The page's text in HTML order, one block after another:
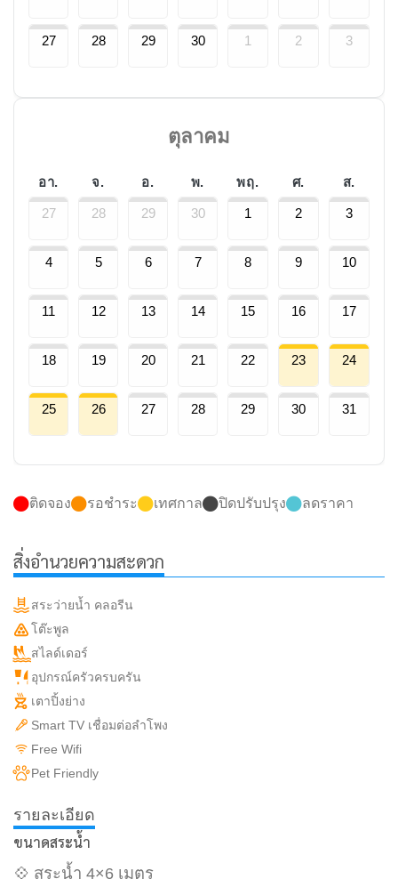
27 28 29 30 1 2 3
ตุลาคม
อา. จ. อ. พ. พฤ. ศ. ส.
27 28 29 30 1 2 3
4 5 6 7 8 9 10
11 12 13 14 15 16 17
18 19 20 21 22 23 24
25 26 27 28 29 30 31
ติดจอง รอชำระ เทศกาล ปิดปรับปรุง ลดราคา
สิ่งอำนวยความสะดวก
สระว่ายน้ำ คลอรีน
โต๊ะพูล
สไลด์เดอร์
อุปกรณ์ครัวครบครัน
เตาปิ้งย่าง
Smart TV เชื่อมต่อลำโพง
Free Wifi
Pet Friendly
รายละเอียด
ขนาดสระน้ำ
💠 สระน้ำ 4×6 เมตร